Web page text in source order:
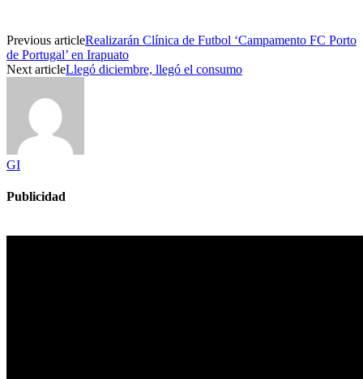
Previous articleRealizarán Clínica de Futbol ‘Campamento FC Porto
de Portugal’ en Irapuato
Next articleLlegó diciembre, llegó el consumo
GI
Publicidad